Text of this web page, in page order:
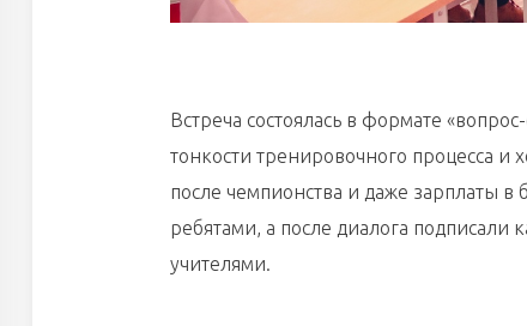
Встреча состоялась в формате
тонкости тренировочного процесса и
после чемпионства и даже зарплаты в
ребятами, а после диалога
учителями.